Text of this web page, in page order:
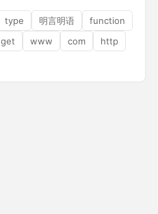
type 明言明语
function
get www com
http